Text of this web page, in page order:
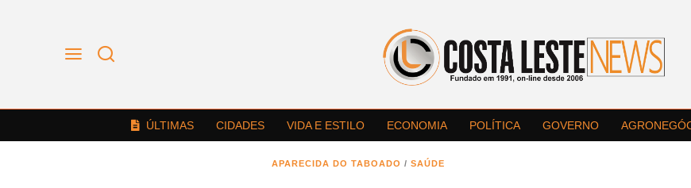
ÚLTIMAS CIDADES VIDA E ESTILO ECONOMIA POLÍTICA GOVERNO
APARECIDA DO TABOADO / SAÚDE